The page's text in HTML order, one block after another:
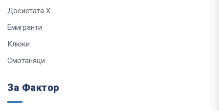
Досиетата Х
Емигранти
Клюки
Смотаняци
За Фактор